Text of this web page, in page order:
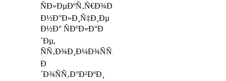
ÑÐ»ÐµÐºÑ‚Ñ€Ð¾Ð½Ð°Ð³Ñ€ÐµÐ²Ð°Ñ‚ÐµÐ»Ð¸,
Ð½Ð°Ð»Ð¸Ñ‡Ð¸Ðµ
Ð½Ð° ÑÐºÐ»Ð°Ð
´Ðµ,
ÑÑ‚Ð¾Ð¸Ð¼Ð¾ÑÑ‚ÑŒ
Ð
´Ð¾ÑÑ‚Ð°Ð²ÐºÐ¸